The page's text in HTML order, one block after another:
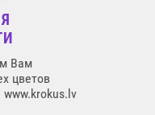
Вам
цветов